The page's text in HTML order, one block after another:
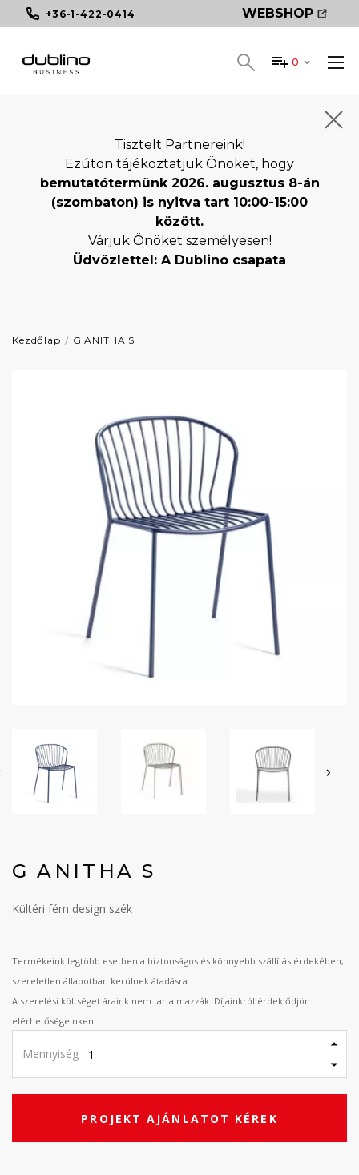
+36-1-422-0414 WEBSHOP
0
Tisztelt Partnereink!
Ezúton tájékoztatjuk Önöket, hogy
bemutatótermünk 2026. augusztus 8-án
(szombaton) is nyitva tart 10:00-15:00
között.
Várjuk Önöket személyesen!
Üdvözlettel: A Dublino csapata
Kezdőlap G ANITHA S
›
G ANITHA S
Kültéri fém design szék
Termékeink legtöbb esetben a biztonságos és könnyebb szállítás érdekében,
szereletlen állapotban kerülnek átadásra.
A szerelési költséget áraink nem tartalmazzák. Díjainkról érdeklődjön
elérhetőségeinken.
Mennyiség
PROJEKT AJÁNLATOT KÉREK